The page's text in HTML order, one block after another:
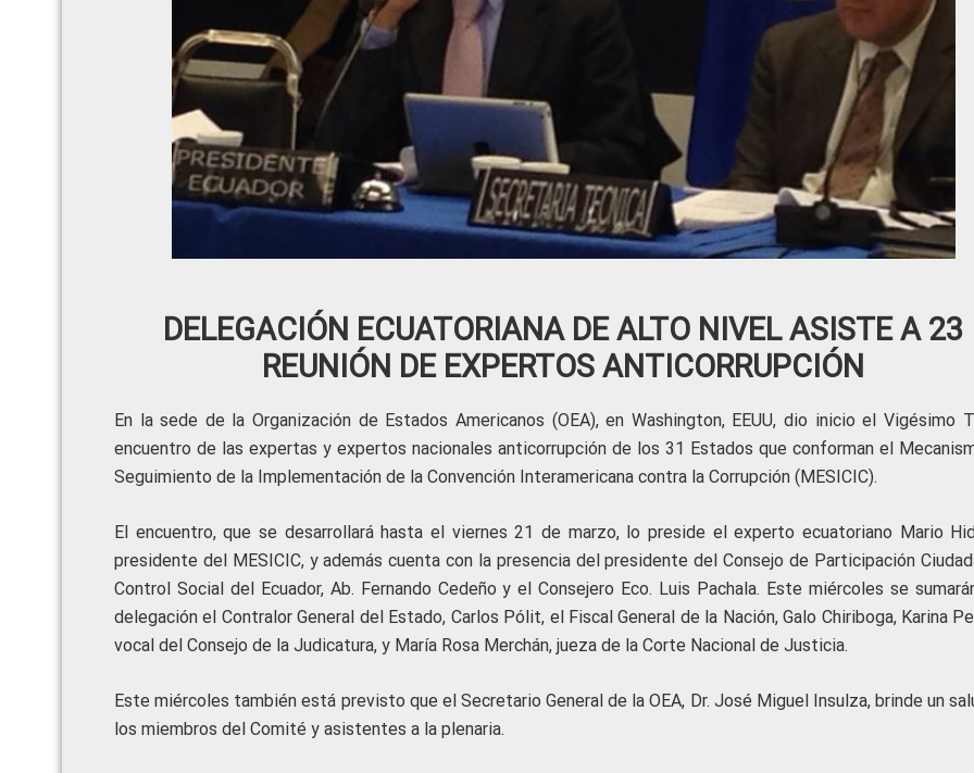
DELEGACIÓN ECUATORIANA DE ALTO NIVEL ASISTE A 23
REUNIÓN DE EXPERTOS ANTICORRUPCIÓN
En la sede de la Organización de Estados Americanos (OEA), en Washington, EEUU, dio inicio el Vigésimo
encuentro de las expertas y expertos nacionales anticorrupción de los 31 Estados que conforman el
Seguimiento de la Implementación de la Convención Interamericana contra la Corrupción (MESICIC).
El encuentro, que se desarrollará hasta el viernes 21 de marzo, lo preside el experto ecuatoriano Mario
presidente del MESICIC, y además cuenta con la presencia del presidente del Consejo de Participación
Control Social del Ecuador, Ab. Fernando Cedeño y el Consejero Eco. Luis Pachala. Este miércoles se
delegación el Contralor General del Estado, Carlos Pólit, el Fiscal General de la Nación, Galo Chiriboga, Karina
vocal del Consejo de la Judicatura, y María Rosa Merchán, jueza de la Corte Nacional de Justicia.
Este miércoles también está previsto que el Secretario General de la OEA, Dr. José Miguel Insulza, brinde un
los miembros del Comité y asistentes a la plenaria.